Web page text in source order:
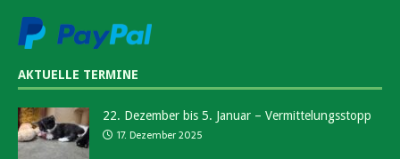
AKTUELLE TERMINE
22. Dezember bis 5. Januar – Vermittelungsstopp
17. Dezember 2025